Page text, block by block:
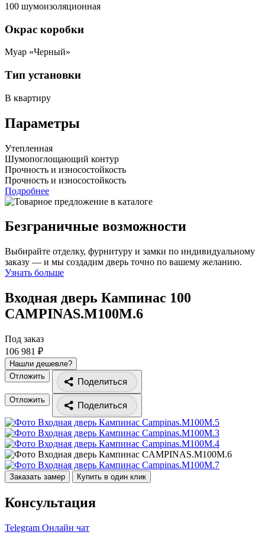
100 шумоизоляционная
Окрас коробки
Муар «Черный»
Тип установки
В квартиру
Параметры
Утепленная
Шумопоглощающий контур
Прочность и износостойкость
Прочность и износостойкость
Подробнее
Безграничные возможности
Выбирайте отделку, фурнитуру и замки по индивидуальному
заказу — и мы создадим дверь точно по вашему желанию.
Узнать больше
Входная дверь Кампинас 100
CAMPINAS.M100M.6
Под заказ
106 981 ₽
Нашли дешевле?
Отложить
Поделиться
Отложить
Поделиться
Заказать замер Купить в один клик
Консультация
Telegram Онлайн чат